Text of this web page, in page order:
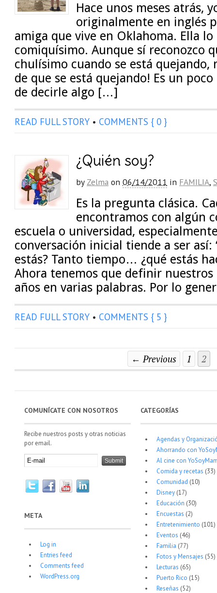
Hace unos meses atrás,
originalmente en inglés
amiga que vive en Oklahoma. Ella
comiquísimo. Aunque sí reconozco
chulísimo cuando se está quejando,
de que se está quejando! Es un
de decirle algo […]
READ FULL STORY • COMMENTS { 0 }
¿Quién soy?
by Zelma on 06/14/2011 in FAMILIA,
Es la pregunta clásica.
encontramos con algún
escuela o universidad,
conversación inicial tiende a ser así:
estás? Tanto tiempo… ¿qué estás
Ahora tenemos que definir
años en varias palabras. Por lo
READ FULL STORY • COMMENTS { 5 }
← Previous 1 2
COMUNÍCATE CON NOSOTROS
Recibe nuestros posts y otras noticias
por email.
META
Log in
Entries feed
Comments feed
WordPress.org
CATEGORÍAS
Agendas y
Ahorrando con
Al cine con
Comida y recetas (33)
Comunidad (10)
Disney(17)
Educación (30)
Encuestas (2)
Entretenimiento (101)
Eventos (46)
Familia (77)
Fotos y Mensajes (55)
Lecturas (65)
Puerto Rico (15)
Reseñas (52)